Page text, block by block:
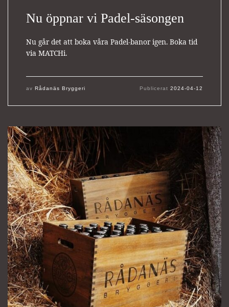
Nu öppnar vi Padel-säsongen
Nu går det att boka våra Padel-banor igen. Boka tid
via MATCHi.
av Rådanäs Bryggeri Publicerat2024-04-12